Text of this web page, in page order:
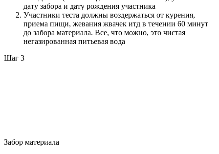
дату забора и дату рождения участника
Участники теста должны воздержаться от курения,
приема пищи, жевания жвачек итд в течении 60 минут
до забора материала. Все, что можно, это чистая
негазированная питьевая вода
Шаг 3
Забор материала